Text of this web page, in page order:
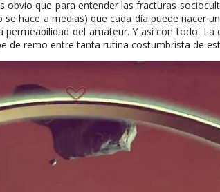
que para entender las fracturas
hace a medias) que cada día puede
del amateur. Y así con todo.
de remo entre tanta rutina costumbrista de